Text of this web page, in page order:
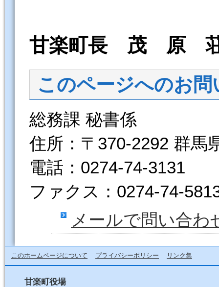
甘楽町長 茂 原
このページへのお問
総務課 秘書係
住所：〒370-2292 群馬
電話：0274-74-3131
ファクス：0274-74-
メールで問い合わ
このホームページについて プライバシーポリシー リンク集
甘楽町役場